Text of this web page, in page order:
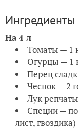
Ингредиенты
На 4 л
Томаты — 1
Огурцы — 1
Перец
Чеснок — 2
Лук
Специи —
лист, гвоздика)